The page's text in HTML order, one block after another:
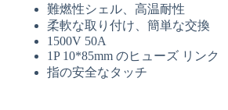
難燃性シェル、高温耐性
柔軟な取り付け、簡単な交換
1500V 50A
1P 10*85mm のヒューズ リンク
指の安全なタッチ